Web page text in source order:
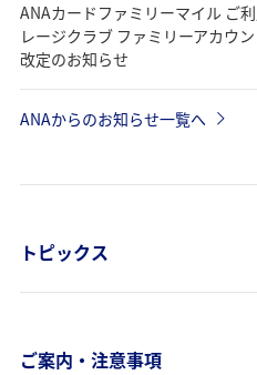
ANAカードファミリーマイル ご
レージクラブ ファミリーアカウ
改定のお知らせ
ANAからのお知らせ一覧へ
トピックス
ご案内・注意事項